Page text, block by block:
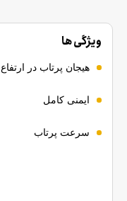
ویژگی ها
هیجان پرتاب در ارتفاع
ایمنی کامل
سرعت پرتاب